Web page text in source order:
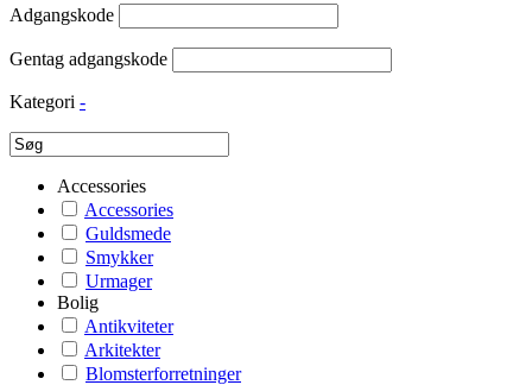
Adgangskode
Gentag adgangskode
Kategori -
Accessories
Accessories
Guldsmede
Smykker
Urmager
Bolig
Antikviteter
Arkitekter
Blomsterforretninger